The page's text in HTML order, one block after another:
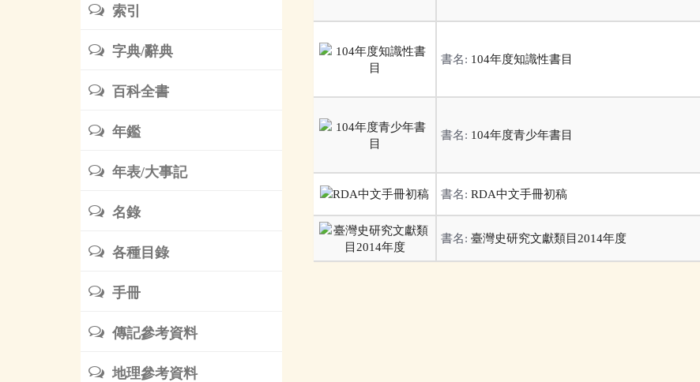
索引
字典/辭典
百科全書
年鑑
年表/大事記
名錄
各種目錄
手冊
傳記參考資料
地理參考資料
書名: 104年度知識性書目
書名: 104年度青少年書目
書名: RDA中文手冊初稿
書名: 臺灣史研究文獻類目2014年度